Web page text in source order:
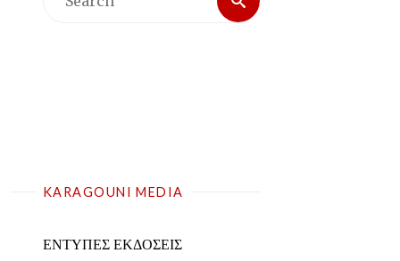
KARAGOUNI MEDIA
ΕΝΤΥΠΕΣ ΕΚΔΟΣΕΙΣ